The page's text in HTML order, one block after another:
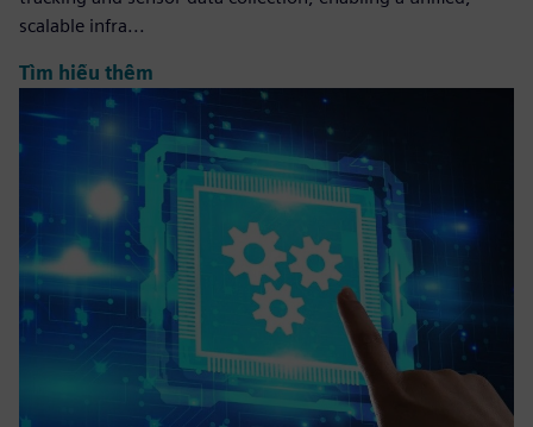
scalable infra...
Tìm hiểu thêm